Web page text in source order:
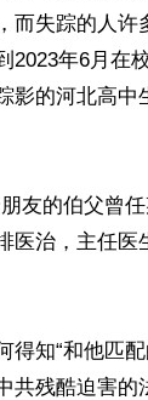
而失踪的人
年6月在
影的河北高
友的伯父曾
医治，主任
知“和他匹
共残酷迫害的